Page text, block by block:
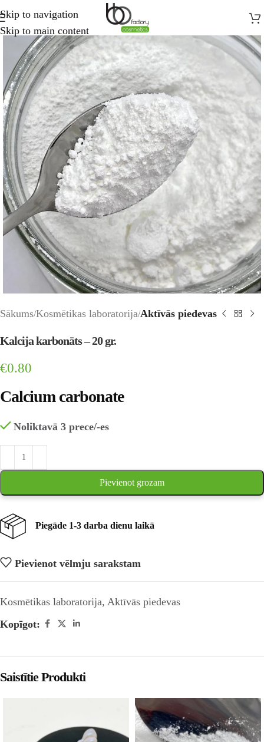
Skip to navigation
Skip to main content
Sākums Kosmētikas laboratorija Aktīvās piedevas
Kalcija karbonāts – 20 gr.
€0.80
Calcium carbonate
Noliktavā 3 prece/-es
Pievienot grozam
Piegāde 1-3 darba dienu laikā
Pievienot vēlmju sarakstam
Kosmētikas laboratorija, Aktīvās piedevas
Kopīgot:
Saistītie Produkti